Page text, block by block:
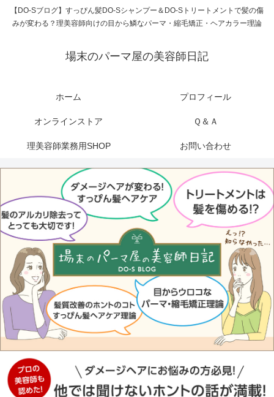
【DO-Sブログ】すっぴん髪DO-Sシャンプー＆DO-Sトリートメントで髪の傷
みが変わる？理美容師向けの目から鱗なパーマ・縮毛矯正・ヘアカラー理論
場末のパーマ屋の美容師日記
ホーム プロフィール
オンラインストア Ｑ＆Ａ
理美容師業務用SHOP お問い合わせ